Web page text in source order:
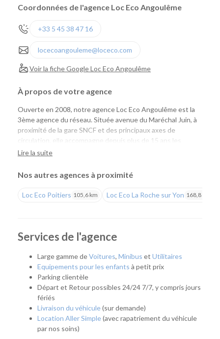
Coordonnées de l'agence Loc Eco Angoulême
+33 5 45 38 47 16
locecoangouleme@loceco.com
Voir la fiche Google Loc Eco Angoulême
À propos de votre agence
Ouverte en 2008, notre agence Loc Eco Angoulême est la
3ème agence du réseau. Située avenue du Maréchal Juin, à
proximité de la gare SNCF et des principaux axes de
circulation, elle accompagne depuis plus de 15 ans les
particuliers comme les professionnels avec une offre de
Une agence pour tous vos projets
véhicule, notre agence vous propose une solution adaptée.
Son emplacement permet de rejoindre facilement le centre-
ville d'Angoulême ainsi que les communes environnantes, ce
qui en fait un point de départ pratique pour tous vos
déplacements.
Quel véhicule choisir ?
Notre agence met à votre disposition une flotte complète
pour répondre à tous les usages :
Lire la suite
Nos autres agences à proximité
Loc Eco Poitiers 105,6 km Loc Eco La Roche sur Yon 168,8 km
Services de l'agence
Large gamme deVoitures, Minibus et Utilitaires
Equipements pour les enfants à petit prix
Parking clientèle
Départ et Retour possibles 24/24 7/7, y compris jours
fériés
Livraison du véhicule(sur demande)
Location Aller Simple(avec rapatriement du véhicule
par nos soins)